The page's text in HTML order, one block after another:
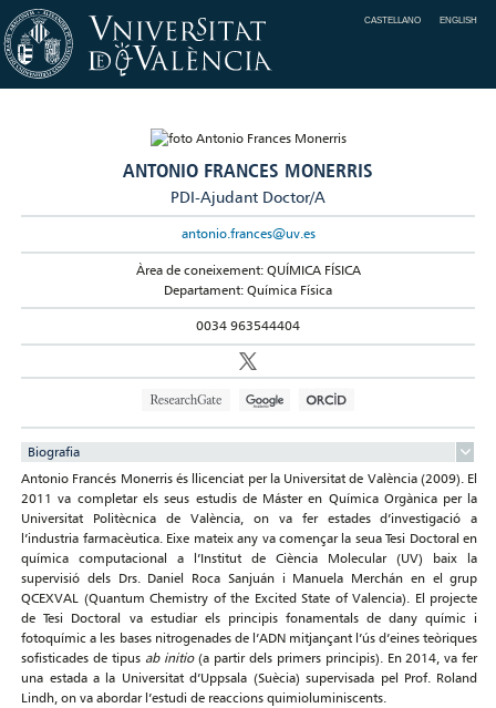
CASTELLANO ENGLISH
ANTONIO FRANCES MONERRIS
PDI-Ajudant Doctor/A
antonio.frances@uv.es
Àrea de coneixement: QUÍMICA FÍSICA
Departament: Química Física
0034 963544404
Biografia
Antonio Francés Monerris és llicenciat per la Universitat de València (2009). El
2011 va completar els seus estudis de Máster en Química Orgànica per la
Universitat Politècnica de València, on va fer estades d’investigació a
l’industria farmacèutica. Eixe mateix any va començar la seua Tesi Doctoral en
química computacional a l’Institut de Ciència Molecular (UV) baix la
supervisió dels Drs. Daniel Roca Sanjuán i Manuela Merchán en el grup
QCEXVAL (Quantum Chemistry of the Excited State of Valencia). El projecte
de Tesi Doctoral va estudiar els principis fonamentals de dany químic i
fotoquímic a les bases nitrogenades de l’ADN mitjançant l’ús d’eines teòriques
sofisticades de tipus ab initio (a partir dels primers principis). En 2014, va fer
una estada a la Universitat d’Uppsala (Suècia) supervisada pel Prof. Roland
Lindh, on va abordar l’estudi de reaccions quimioluminiscents.